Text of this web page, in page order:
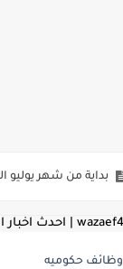
بداية من شهر يوليو الجاري .. تعرف علي قيمة زيادة
وظائف حكوميه